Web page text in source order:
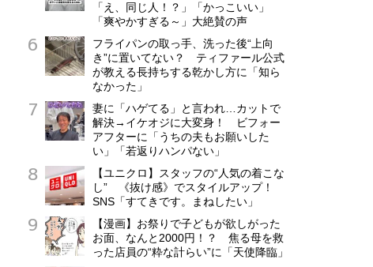
「え、同じ人！？」「かっこいい」
「爽やかすぎる～」大絶賛の声
フライパンの取っ手、洗った後“上向
き”に置いてない？ ティファール公式
が教える長持ちする乾かし方に「知ら
なかった」
妻に「ハゲてる」と言われ…カットで
解決→イケオジに大変身！ ビフォー
アフターに「うちの夫もお願いした
い」「若返りハンパない」
【ユニクロ】スタッフの“人気の着こな
し” 《抜け感》でスタイルアップ！
SNS「すてきです。まねしたい」
【漫画】お祭りで子どもが欲しがった
お面、なんと2000円！？ 焦る母を救
った店員の“粋な計らい”に「天使降臨」